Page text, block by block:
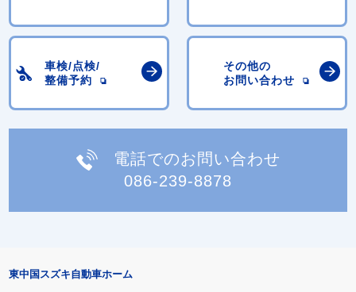
車検/点検/
整備予約
その他の
お問い合わせ
電話でのお問い合わせ
086-239-8878
東中国スズキ自動車ホーム